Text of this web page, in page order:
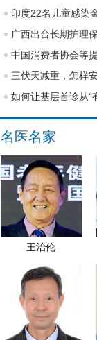
印度22名儿童感染
广西出台长期护理
中国消费者协会等
三伏天减重，怎样
如何让基层首诊从“
名医名家
王治伦